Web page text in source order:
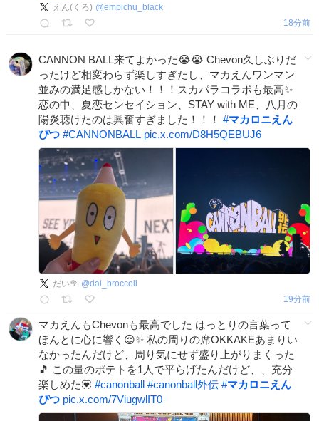
えん(くろ) @empichu_black
18分前
CANNON BALL来てよかった😭😭 Chevon久しぶりだ
ったけど相変わらず楽しすぎたし、マカえんワンマン
並みの満足感しかない！！！スカパラコラボも最高✨️
恋の中、夏恋センセイション、STAY with ME、八月の
陽炎聴けたのは興奮すぎました！！！ #マカロニえん
ぴつ #CANNONBALL pic.x.com/D8H5QEBUJ6
だい🥦 @dai_broccoli
19分前
マカえんもChevonも最高でした はっとりの言葉って
ほんとに心に響く😌✨ 私の周りの席OKKAKEあまりい
なかったんだけど、周り気にせず盛り上がりまくった
🎵 この量のポテトを1人で平らげたんだけど、、充分
楽しめた💟 #canonball #canonball外伝 #マカロニえん
ぴつ pic.x.com/7ViugwlIT0